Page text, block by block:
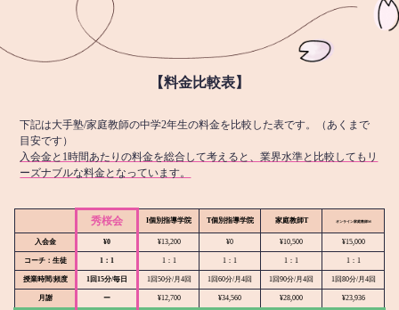
【料金比較表】
下記は大手塾/家庭教師の中学2年生の料金を比較した表です。（あくまで
目安です）
入会金と1時間あたりの料金を総合して考えると、業界水準と比較してもリ
ーズナブルな料金となっています。
秀桜会 I個別指導学院 T個別指導学院 家庭教師T オンライン家庭教師M
入会金 ¥0 ¥13,200 ¥0 ¥10,500 ¥15,000
コーチ：生徒 1：1 1：1 1：1 1：1 1：1
授業時間/頻度 1回15分/毎日 1回50分/月4回 1回60分/月4回 1回90分/月4回 1回80分/月4回
月謝 ー ¥12,700 ¥34,560 ¥28,000 ¥23,936